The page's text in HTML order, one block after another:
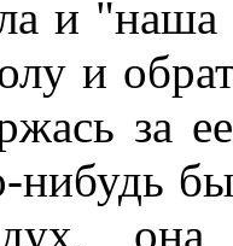
и
и
за
нибудь
дух,